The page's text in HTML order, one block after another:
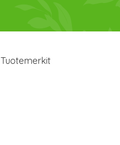
Tuotemerkit